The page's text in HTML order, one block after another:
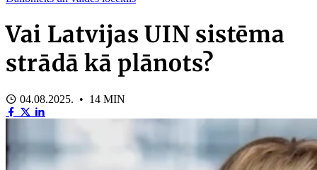
Vai Latvijas UIN sistēma
strādā kā plānots?
04.08.2025. • 14 MIN